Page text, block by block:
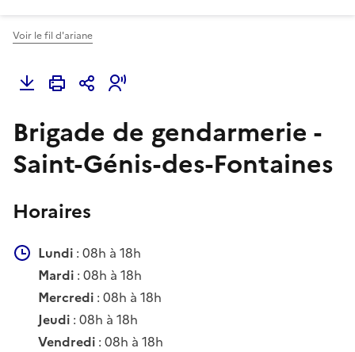
Voir le fil d'ariane
Brigade de gendarmerie -
Saint-Génis-des-Fontaines
Horaires
Lundi : 08h à 18h
Mardi : 08h à 18h
Mercredi : 08h à 18h
Jeudi : 08h à 18h
Vendredi : 08h à 18h